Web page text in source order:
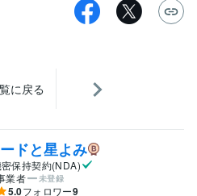
に戻る
ドと星よみ
保持契約(NDA)
業者
未登録
5.0フォロワー9